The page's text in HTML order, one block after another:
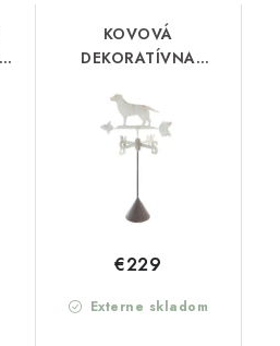
KOVOVÁ
DEKORATÍVNA
MARICLO (A39411)
Externe skladom
€229